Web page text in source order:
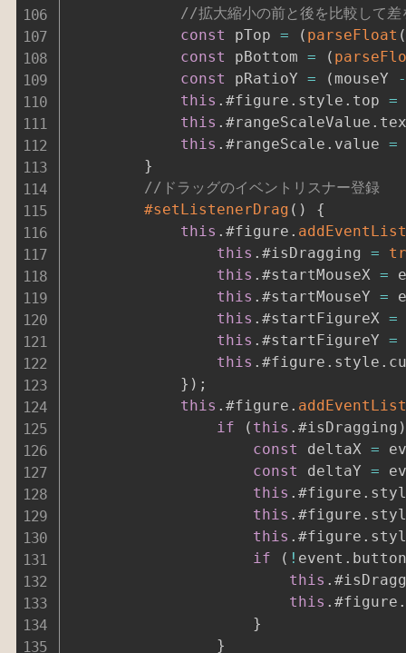
//拡大縮小の前と後を比較して差
const pTop = ( parseFloat (
const pBottom = (
const pRatioY = ( mouseY
-
this . #figure . style . top =
this . #rangeScaleValue .
this . #rangeScale . value =
}
//ドラッグのイベントリスナー登録
#setListenerDrag ( )
{
this . #figure .
this . #isDragging =
this . #startMouseX =
this . #startMouseY =
this . #startFigureX =
this . #startFigureY =
this . #figure . style .
} ) ;
this . #figure .
if
( this . #isDragging )
const deltaX =
const deltaY =
this . #figure .
this . #figure .
this . #figure .
if
( ! event .
this .
this . #figure .
}
}